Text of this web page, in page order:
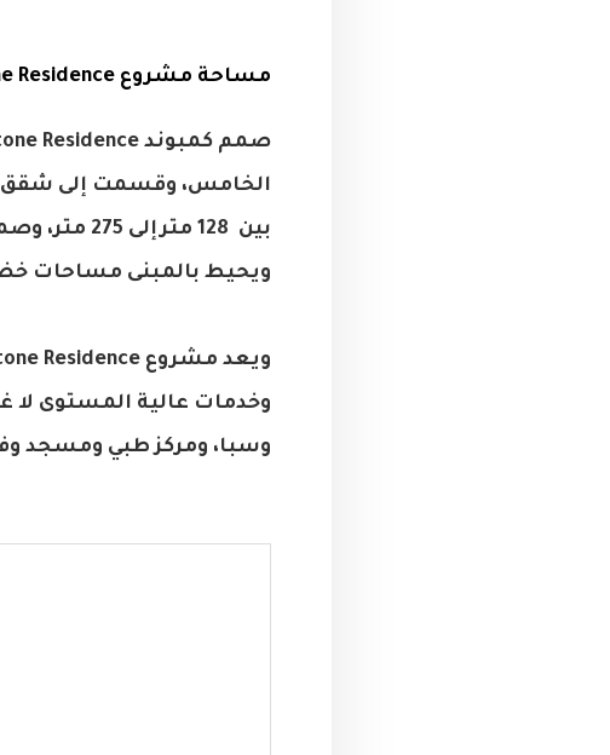
مساحة مشروع Stone Residence
الخامس، وقسمت إلى شقق
بين 128
ويحيط بالمبنى مساحات
وخدمات عالية المستوى
وسبا، ومركز طبي ومسجد